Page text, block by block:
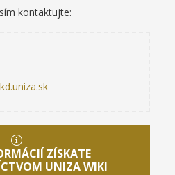
kontaktujte:
ZÍSKATE
UNIZA WIKI